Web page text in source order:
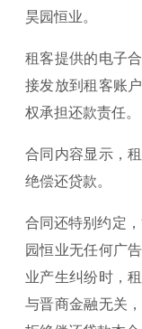
昊园恒业。
租客提供的电子
接发放到租客账
权承担还款责任。
合同内容显示，
绝偿还贷款。
合同还特别约定
园恒业无任何广
业产生纠纷时，
与晋商金融无关